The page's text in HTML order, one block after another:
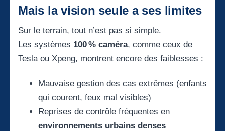
Mais la vision seule a ses limites
Sur le terrain, tout n’est pas si simple.
Les systèmes 100 % caméra, comme ceux de
Tesla ou Xpeng, montrent encore des faiblesses :
Mauvaise gestion des cas extrêmes (enfants
qui courent, feux mal visibles)
Reprises de contrôle fréquentes en
environnements urbains denses